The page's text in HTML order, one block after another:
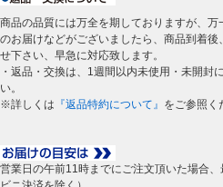
商品の品質には万全を期しておりますが、
のお届けなどがございましたら、商品到着
せ下さい、早急に対応致します。
・返品・交換は、1週間以内未使用・未開封
い。
※詳しくは 『返品特約について』 をご参照く
営業日の午前11時までにご注文頂いた場合